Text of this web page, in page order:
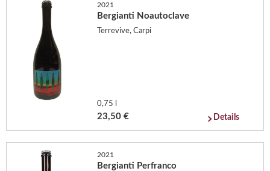
2021
Bergianti Noautoclave
Terrevive, Carpi
0,75 l
23,50 € Details
2021
Bergianti Perfranco